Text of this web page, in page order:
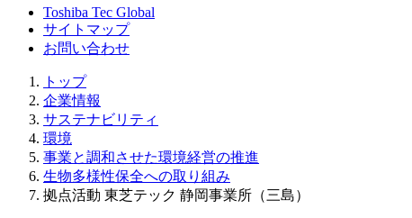
Toshiba Tec Global
サイトマップ
お問い合わせ
トップ
企業情報
サステナビリティ
環境
事業と調和させた環境経営の推進
生物多様性保全への取り組み
拠点活動 東芝テック 静岡事業所（三島）